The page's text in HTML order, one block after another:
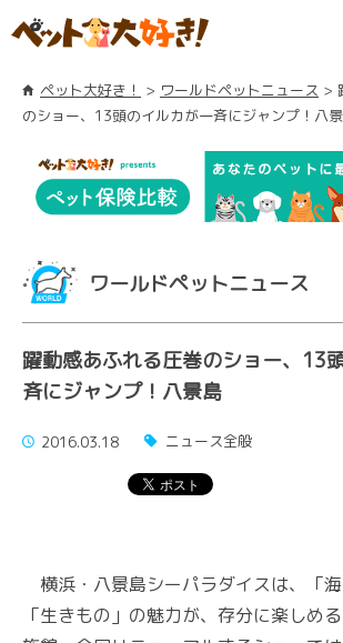
ペット大好き！ ワールドペットニュース
のショー、13頭のイルカが一斉にジャンプ！八
ワールドペットニュース
躍動感あふれる圧巻のショー、13
斉にジャンプ！八景島
2016.03.18 ニュース全般
横浜・八景島シーパラダイスは、「海
「生きもの」の魅力が、存分に楽しめ